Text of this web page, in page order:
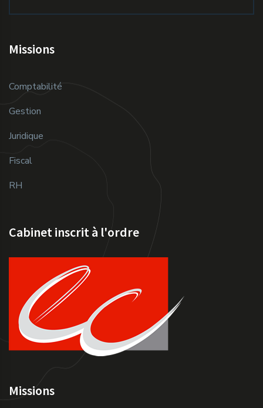
Missions
Comptabilité
Gestion
Juridique
Fiscal
RH
Missions
Cabinet inscrit à l'ordre